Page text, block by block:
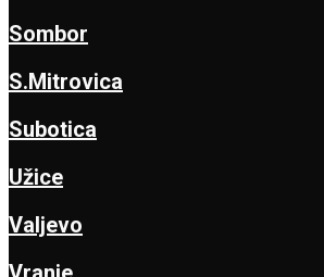
Sombor
S.Mitrovica
Subotica
Užice
Valjevo